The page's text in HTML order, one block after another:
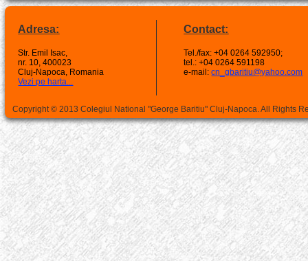
Adresa:
Str. Emil Isac,
nr. 10, 400023
Cluj-Napoca, Romania
Vezi pe harta...
Contact:
Tel./fax: +04 0264 592950;
tel.: +04 0264 591198
e-mail:cn_gbaritiu@yahoo.com
Copyright © 2013 Colegiul National "George Baritiu" Cluj-Napoca. All Rights